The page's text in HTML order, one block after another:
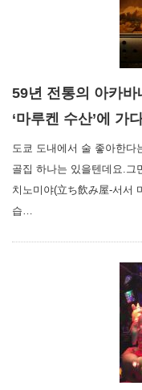
59년 전통의 아카
‘마루켄 수산’에 가
도쿄 도내에서 술 좋아한다
골집 하나는 있을텐데요.그
치노미야(立ち飲み屋-서서
습…